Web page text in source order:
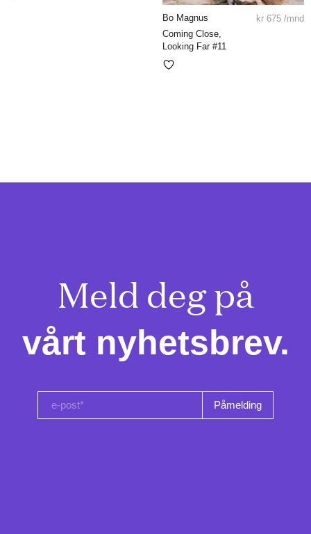
Bo Magnus
Coming Close,
Looking Far #11
kr 675 /mnd
Meld deg på
vårt nyhetsbrev.
e-post*